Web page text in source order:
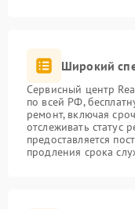
Широкий
Сервисный центр
по всей РФ,
ремонт, включая
отслеживать статус
предоставляется
продления срока